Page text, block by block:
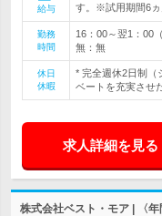
給与
す。※試用期間6ヵ
勤務
時間
16：00～翌1：00
無：無
休日
休暇
* 完全週休2日制
ベートを充実させ
求人詳細を見る
株式会社ベスト・モア | 〈